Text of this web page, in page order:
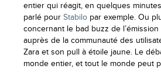
entier qui réagit, en quelques
parlé pour Stabilo par exemple. Ou
concernant le bad buzz de
auprès de la communauté des
Zara et son pull à étoile jaune. Le
monde entier, et tout le monde peut